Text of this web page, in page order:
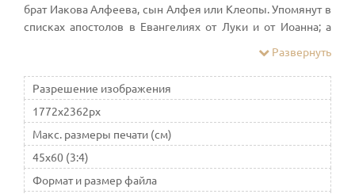
брат Иакова Алфеева, сын Алфея или Клеопы. Упомянут в
списках апостолов в Евангелиях от Луки и от Иоанна; а
на Тайной Вечере задаёт вопрос Иисусу о его грядущем
воскресении
Развернуть
Разрешение изображения
1772x2362px
Макс. размеры печати (см)
45x60 (3:4)
Формат и размер файла